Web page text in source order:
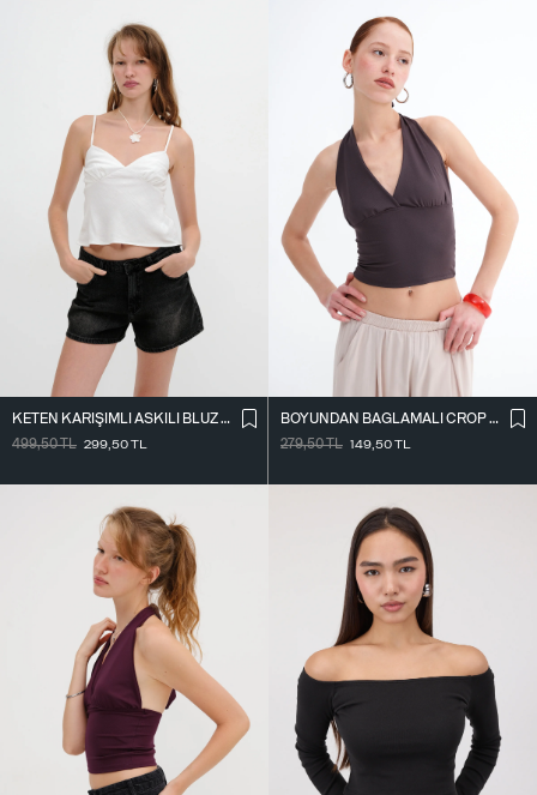
KETEN KARIŞIMLI ASKILI BLUZ A17134
499,50TL 299,50TL
BOYUNDAN BAĞLAMALI CROP BLUZ B0300-T10
279,50TL 149,50TL